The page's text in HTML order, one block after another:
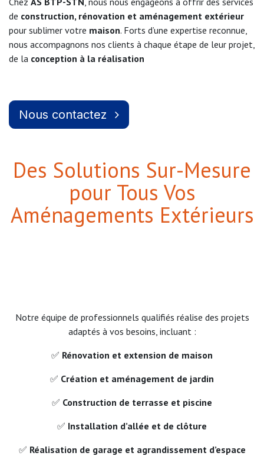
de construction, rénovation et aménagement extérieur
pour sublimer votre maison. Forts d’une expertise reconnue,
nous accompagnons nos clients à chaque étape de leur projet,
de la conception à la réalisation
Nous contactez
Des Solutions Sur-Mesure
pour Tous Vos
Aménagements Extérieurs
Notre équipe de professionnels qualifiés réalise des projets
adaptés à vos besoins, incluant :
✅ Rénovation et extension de maison
✅ Création et aménagement de jardin
✅ Construction de terrasse et piscine
✅ Installation d’allée et de clôture
✅ Réalisation de garage et agrandissement d’espace